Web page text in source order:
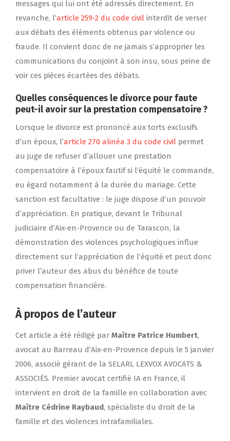
messages qui lui ont été adressés directement. En
revanche, l’article 259-2 du code civil interdit de verser
aux débats des éléments obtenus par violence ou
fraude. Il convient donc de ne jamais s’approprier les
communications du conjoint à son insu, sous peine de
voir ces pièces écartées des débats.
Quelles conséquences le divorce pour faute
peut-il avoir sur la prestation compensatoire ?
Lorsque le divorce est prononcé aux torts exclusifs
d’un époux, l’article 270 alinéa 3 du code civil permet
au juge de refuser d’allouer une prestation
compensatoire à l’époux fautif si l’équité le commande,
eu égard notamment à la durée du mariage. Cette
sanction est facultative : le juge dispose d’un pouvoir
d’appréciation. En pratique, devant le Tribunal
judiciaire d’Aix-en-Provence ou de Tarascon, la
démonstration des violences psychologiques influe
directement sur l’appréciation de l’équité et peut donc
priver l’auteur des abus du bénéfice de toute
compensation financière.
À propos de l’auteur
Cet article a été rédigé par Maître Patrice Humbert,
avocat au Barreau d’Aix-en-Provence depuis le 5 janvier
2006, associé gérant de la SELARL LEXVOX AVOCATS &
ASSOCIÉS. Premier avocat certifié IA en France, il
intervient en droit de la famille en collaboration avec
Maître Cédrine Raybaud, spécialiste du droit de la
famille et des violences intrafamiliales.